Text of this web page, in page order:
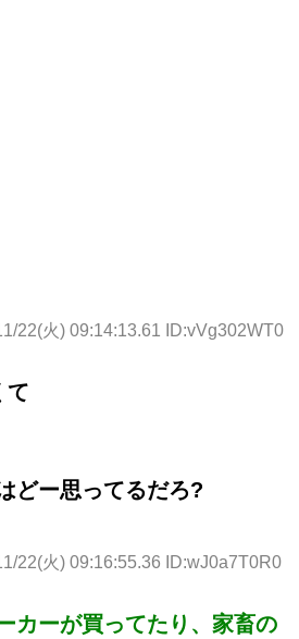
22(火) 09:14:13.61 ID:vVg302WT0
て
どー思ってるだろ?
22(火) 09:16:55.36 ID:wJ0a7T0R0
カーが買ってたり、家畜の